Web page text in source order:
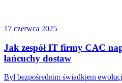
17 czerwca 2025
Jak zespół IT firmy CAC
łańcuchy dostaw
Był bezpośrednim świadkiem